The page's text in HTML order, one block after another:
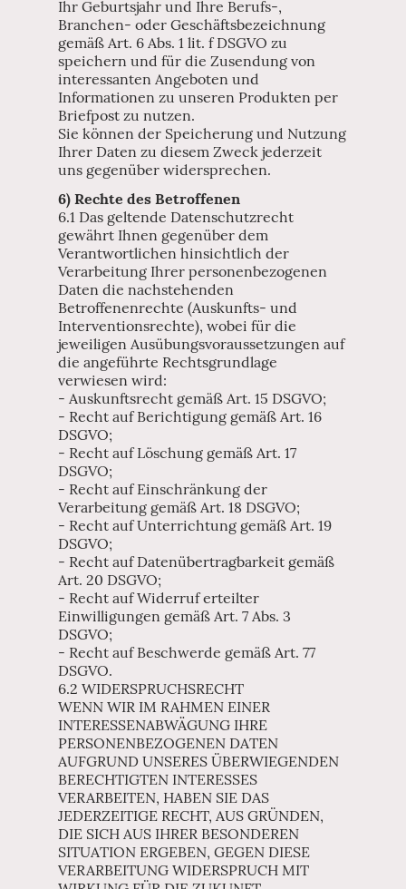
Ihr Geburtsjahr und Ihre Berufs-,
Branchen- oder Geschäftsbezeichnung
gemäß Art. 6 Abs. 1 lit. f DSGVO zu
speichern und für die Zusendung von
interessanten Angeboten und
Informationen zu unseren Produkten per
Briefpost zu nutzen.
Sie können der Speicherung und Nutzung
Ihrer Daten zu diesem Zweck jederzeit
uns gegenüber widersprechen.
6) Rechte des Betroffenen
6.1 Das geltende Datenschutzrecht
gewährt Ihnen gegenüber dem
Verantwortlichen hinsichtlich der
Verarbeitung Ihrer personenbezogenen
Daten die nachstehenden
Betroffenenrechte (Auskunfts- und
Interventionsrechte), wobei für die
jeweiligen Ausübungsvoraussetzungen auf
die angeführte Rechtsgrundlage
verwiesen wird:
- Auskunftsrecht gemäß Art. 15 DSGVO;
- Recht auf Berichtigung gemäß Art. 16
DSGVO;
- Recht auf Löschung gemäß Art. 17
DSGVO;
- Recht auf Einschränkung der
Verarbeitung gemäß Art. 18 DSGVO;
- Recht auf Unterrichtung gemäß Art. 19
DSGVO;
- Recht auf Datenübertragbarkeit gemäß
Art. 20 DSGVO;
- Recht auf Widerruf erteilter
Einwilligungen gemäß Art. 7 Abs. 3
DSGVO;
- Recht auf Beschwerde gemäß Art. 77
DSGVO.
6.2 WIDERSPRUCHSRECHT
WENN WIR IM RAHMEN EINER
INTERESSENABWÄGUNG IHRE
PERSONENBEZOGENEN DATEN
AUFGRUND UNSERES ÜBERWIEGENDEN
BERECHTIGTEN INTERESSES
VERARBEITEN, HABEN SIE DAS
JEDERZEITIGE RECHT, AUS GRÜNDEN,
DIE SICH AUS IHRER BESONDEREN
SITUATION ERGEBEN, GEGEN DIESE
VERARBEITUNG WIDERSPRUCH MIT